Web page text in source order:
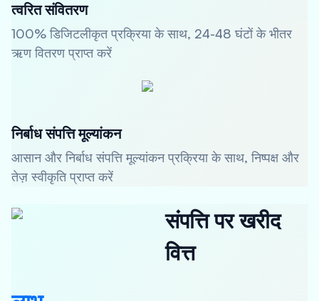
त्वरित संवितरण
100% डिजिटलीकृत प्रक्रिया के साथ, 24-48 घंटों के भीतर
ऋण वितरण प्राप्त करें
निर्बाध संपत्ति मूल्यांकन
आसान और निर्बाध संपत्ति मूल्यांकन प्रक्रिया के साथ, निष्पक्ष और
तेज़ स्वीकृति प्राप्त करें
संपत्ति पर खरीद
वित्त